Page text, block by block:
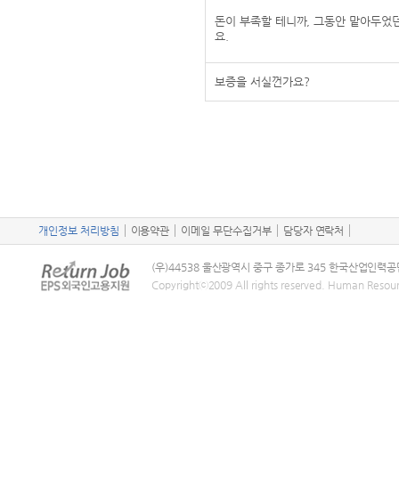
돈이 부족할 테니까, 그동안 맡아두었
요.
보증을 서실껀가요?
개인정보 처리방침 이용약관 이메일 무단수집거부 담당자 연락처
(우)44538 울산광역시 중구 종가로 345 한국산업인력공
Copyrightⓒ2009 All rights reserved. Human